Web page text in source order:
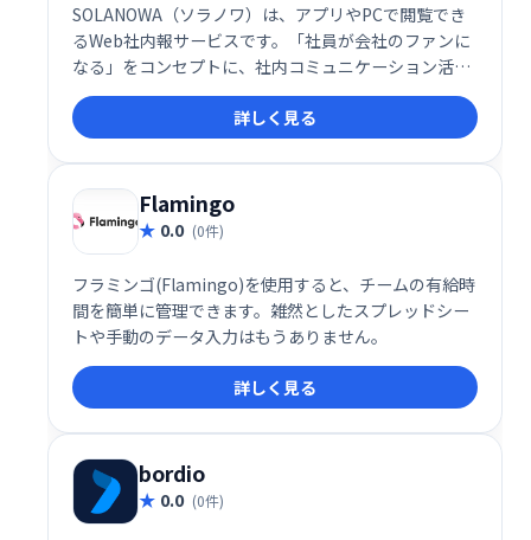
SOLANOWA（ソラノワ）は、アプリやPCで閲覧でき
るWeb社内報サービスです。「社員が会社のファンに
なる」をコンセプトに、社内コミュニケーション活性
化を支援します。豊富な機能で情報共有を効率化し、
エンゲージメント向上に貢献します。2021年にはITR
市場調査レポートで3年連続シェアNo.1を獲得。国内
外70万ユーザーにご利用いただいています。いつでも
どこでも、スムーズな情報伝達を実現します。
詳しく見る
Flamingo
0.0 (0件)
フラミンゴ(Flamingo)を使用すると、チームの有給時
間を簡単に管理できます。雑然としたスプレッドシー
トや手動のデータ入力はもうありません。
詳しく見る
bordio
0.0 (0件)